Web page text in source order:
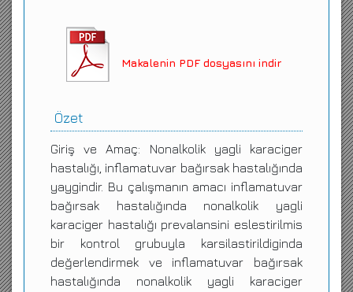
Makalenin PDF dosyasını indir
Özet
Giriş ve Amaç: Nonalkolik yagli karaciger
hastalığı, inflamatuvar bağırsak hastalığında
yaygindir. Bu çalışmanın amacı inflamatuvar
bağırsak hastalığında nonalkolik yagli
karaciger hastalığı prevalansini eslestirilmis
bir kontrol grubuyla karsilastirildiginda
değerlendirmek ve inflamatuvar bağırsak
hastalığında nonalkolik yagli karaciger